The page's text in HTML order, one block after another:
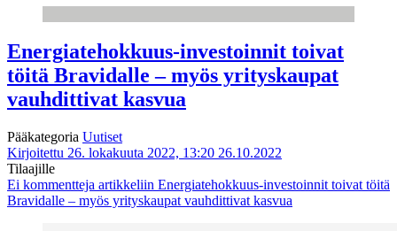
Energiatehokkuus-investoinnit toivat
töitä Bravidalle – myös yrityskaupat
vauhdittivat kasvua
Pääkategoria Uutiset
Kirjoitettu 26. lokakuuta 2022, 13:20 26.10.2022
Tilaajille
Ei kommentteja artikkeliin Energiatehokkuus-investoinnit toivat töitä
Bravidalle – myös yrityskaupat vauhdittivat kasvua